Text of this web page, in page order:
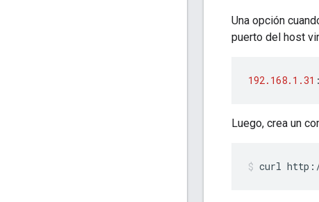
Una opción
puerto del host
192.168.1.31 :
Luego, crea un
curl